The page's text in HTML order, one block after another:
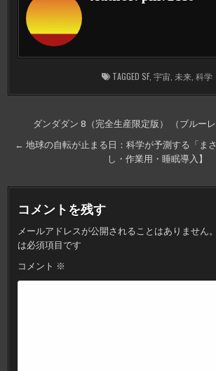
TAGGED SF, 宇宙 未来 科学
稿
ビ
ゲ
ー
シ
ョ
ン
ダンダダン 8（完全生産限定版） （ブルー
← 地球の自転が止まる日：科学が予測する「ま
し・作業用・睡眠導入】
コメントを残す
メールアドレスが公開されることはありません。
は必須項目です
コメント ※